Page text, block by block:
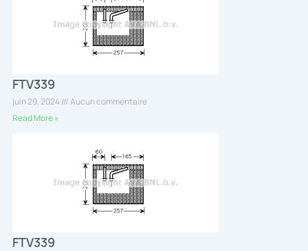
FTV339
juin 29, 2024
Aucun commentaire
Read More »
FTV339